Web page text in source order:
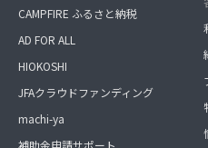
CAMPFIRE ふるさと納税
AD FOR ALL
HIOKOSHI
JFAクラウドファンディング
machi-ya